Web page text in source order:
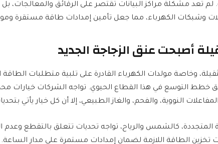
لم تعد مشكلة مراكز البيانات تقتصر على الرقائق والمعالجات،
وشبكات الكهرباء، مما جعل تأمين إمدادات طاقة مستقرة
أصبحت عنق الزجاجة الجديد
وخاصة مولدات الكهرباء القادرة على تلبية متطلبات الطاقة
خطط التوسع في هذا القطاع الحيوي. تواجه الشركات خيارات
النووية، والفحم، والغاز الطبيعي، إلا أن كل خيار يأتي
كالشمس والرياح، تواجه تحديات تتعلق بالتقطع وعدم
تخزين الطاقة اللازمة لضمان إمدادات مستمرة على مدار